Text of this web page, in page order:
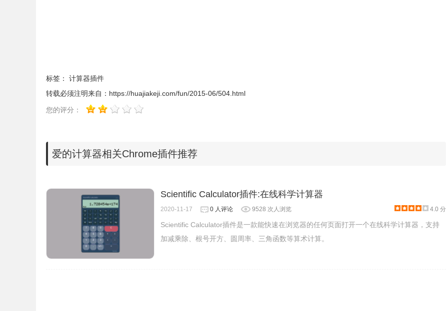
标签：
计算器插件
转载必须注明来自： https://huajiakeji.com/fun/2015-06/504.html
您的评分：
爱的计算器相关Chrome插件推荐
Scientific Calculator插件:在线科学计算器
2020-11-17 0 人评论 9528 次人浏览 4.0 分
Scientific Calculator插件是一款能快速在浏览器的任何页面打开一个在线科学计算器，支持
加减乘除、根号开方、圆周率、三角函数等算术计算。